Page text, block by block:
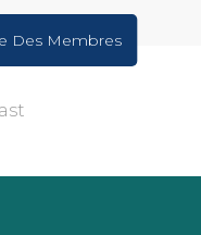
Des Membres